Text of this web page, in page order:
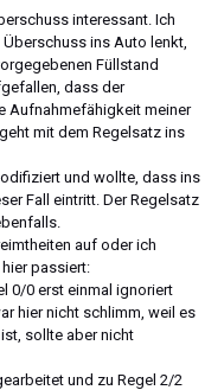
interessant. Ich
ins Auto lenkt,
Füllstand
dass der
Aufnahmefähigkeit meiner
mit dem Regelsatz ins
und wollte, dass ins
Fall eintritt. Der Regelsatz
auf oder ich
passiert:
0/0 erst einmal ignoriert
hier nicht schlimm, weil es
sollte aber nicht
und zu Regel 2/2